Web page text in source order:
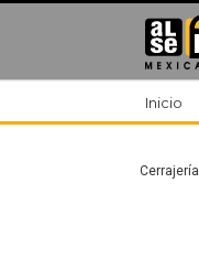
Inicio
Cerrajería